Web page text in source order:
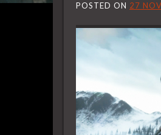
POSTED ON 27